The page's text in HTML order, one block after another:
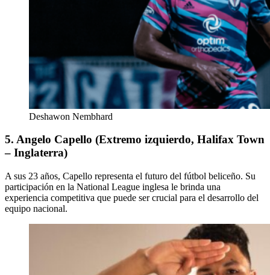
Deshawon Nembhard
5. Angelo Capello (Extremo izquierdo, Halifax Town
– Inglaterra)
A sus 23 años, Capello representa el futuro del fútbol beliceño. Su
participación en la National League inglesa le brinda una
experiencia competitiva que puede ser crucial para el desarrollo del
equipo nacional.